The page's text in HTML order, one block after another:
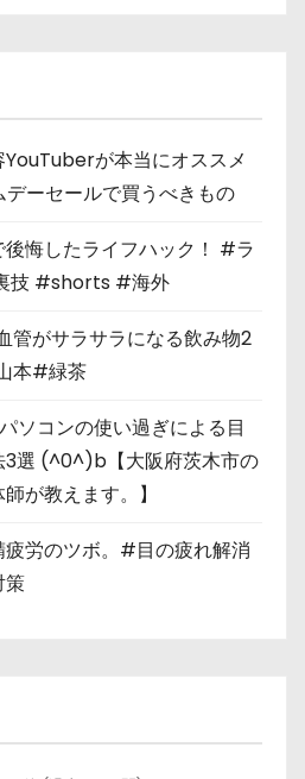
が本当にオススメ
ーセールで買うべきもの
悔したライフハック！ #ラ
技 #shorts #海外
管がサラサラになる飲み物2
本#緑茶
ソコンの使い過ぎによる目
3選 (^0^)b【大阪府茨木市の
が教えます。】
労のツボ。#目の疲れ解消
策